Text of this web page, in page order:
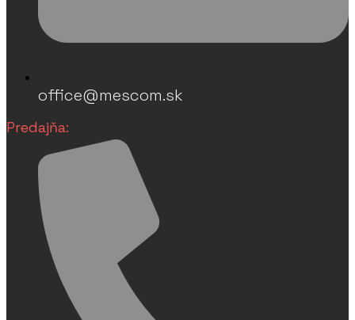
office@mescom.sk
Predajňa: